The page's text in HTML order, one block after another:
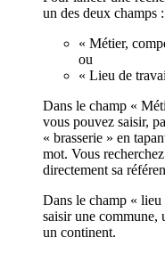
un des deux champs :
« Métier,
ou
« Lieu de
Dans le champ «
vous pouvez saisir,
« brasserie » en
mot. Vous
directement sa
Dans le champ «
saisir une commune,
un continent.